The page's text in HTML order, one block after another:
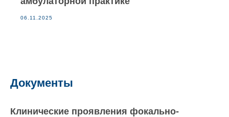
06.11.2025
Документы
Клинические проявления фокально-